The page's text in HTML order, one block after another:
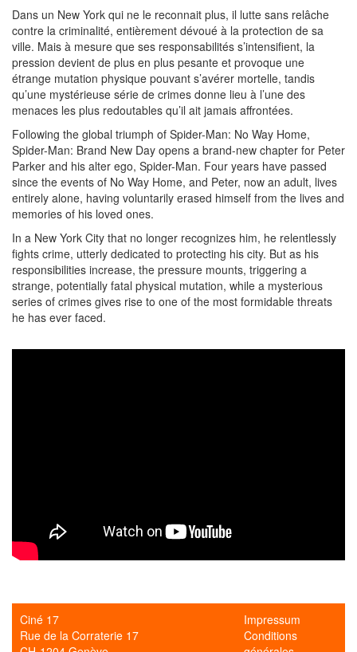
Dans un New York qui ne le reconnait plus, il lutte sans relâche
contre la criminalité, entièrement dévoué à la protection de sa
ville. Mais à mesure que ses responsabilités s’intensifient, la
pression devient de plus en plus pesante et provoque une
étrange mutation physique pouvant s’avérer mortelle, tandis
qu’une mystérieuse série de crimes donne lieu à l’une des
menaces les plus redoutables qu’il ait jamais affrontées.
Following the global triumph of Spider-Man: No Way Home,
Spider-Man: Brand New Day opens a brand-new chapter for Peter
Parker and his alter ego, Spider-Man. Four years have passed
since the events of No Way Home, and Peter, now an adult, lives
entirely alone, having voluntarily erased himself from the lives and
memories of his loved ones.
In a New York City that no longer recognizes him, he relentlessly
fights crime, utterly dedicated to protecting his city. But as his
responsibilities increase, the pressure mounts, triggering a
strange, potentially fatal physical mutation, while a mysterious
series of crimes gives rise to one of the most formidable threats
he has ever faced.
Ciné 17
Rue de la Corraterie 17
Impressum
Conditions